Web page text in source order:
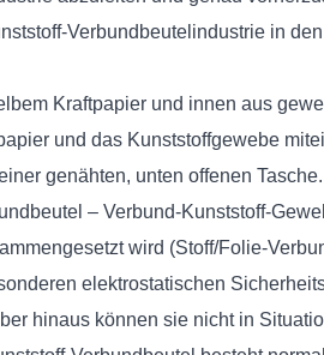
Verbundbeutelindustrie in
Kraftpapier und innen aus
und das Kunststoffgewebe
genähten, unten offenen
– Verbund-Kunststoff-
wird (Stoff/Folie-
elektrostatischen
hinaus können sie nicht in